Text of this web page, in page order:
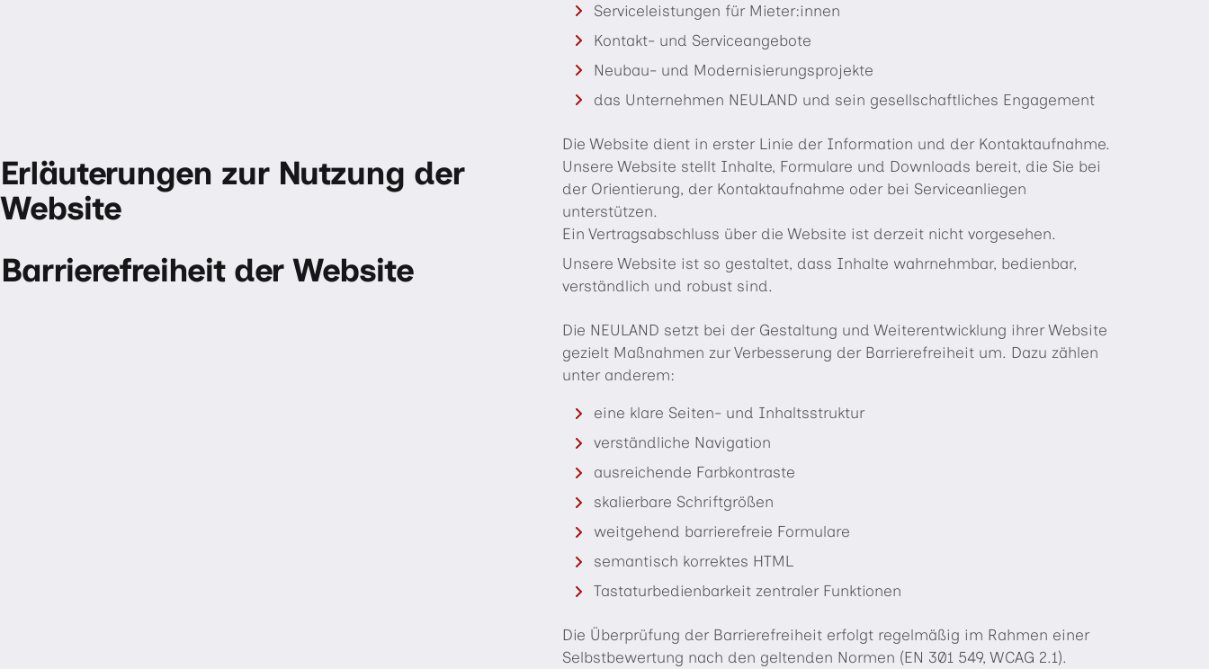
Serviceleistungen für Mieter:innen
Kontakt- und Serviceangebote
Neubau- und Modernisierungsprojekte
das Unternehmen NEULAND und sein gesellschaftliches Engagement
Die Website dient in erster Linie der Information und der Kontaktaufnahme.
Erläuterungen zur Nutzung der
Website
Unsere Website stellt Inhalte, Formulare und Downloads bereit, die Sie bei
der Orientierung, der Kontaktaufnahme oder bei Serviceanliegen
unterstützen.
Ein Vertragsabschluss über die Website ist derzeit nicht vorgesehen.
Barrierefreiheit der Website
Unsere Website ist so gestaltet, dass Inhalte wahrnehmbar, bedienbar,
verständlich und robust sind.
Die NEULAND setzt bei der Gestaltung und Weiterentwicklung ihrer Website
gezielt Maßnahmen zur Verbesserung der Barrierefreiheit um. Dazu zählen
unter anderem:
eine klare Seiten- und Inhaltsstruktur
verständliche Navigation
ausreichende Farbkontraste
skalierbare Schriftgrößen
weitgehend barrierefreie Formulare
semantisch korrektes HTML
Tastaturbedienbarkeit zentraler Funktionen
Die Überprüfung der Barrierefreiheit erfolgt regelmäßig im Rahmen einer
Selbstbewertung nach den geltenden Normen (EN 301 549, WCAG 2.1).